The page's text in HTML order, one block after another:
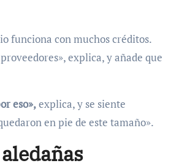
funciona con muchos créditos.
explica, y añade que
eso»,explica, y se siente
en pie de este tamaño».